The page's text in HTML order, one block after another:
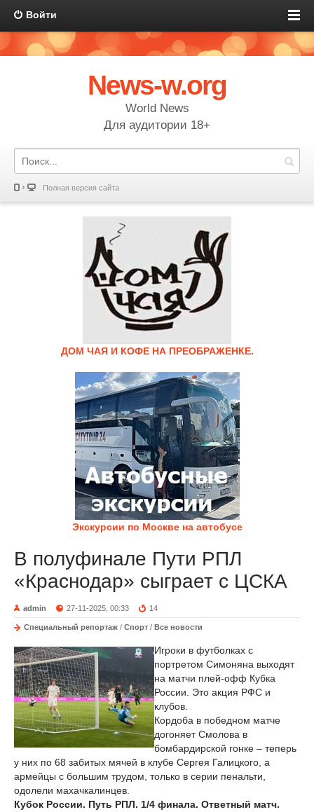
Войти
News-w.org
World News
Для аудитории 18+
Полная версия сайта
ДОМ ЧАЯ И КОФЕ НА ПРЕОБРАЖЕНКЕ.
Экскурсии по Москве на автобусе
В полуфинале Пути РПЛ
«Краснодар» сыграет с ЦСКА
admin 27-11-2025, 00:33 14
Специальный репортаж / Спорт / Все новости
Игроки в футболках с
портретом Симоняна выходят
на матчи плей-офф Кубка
России. Это акция РФС и
клубов.
Кордоба в победном матче
догоняет Смолова в
бомбардирской гонке – теперь
у них по 68 забитых мячей в клубе Сергея Галицкого, а
армейцы с большим трудом, только в серии пенальти,
одолели махачкалинцев.
Кубок России. Путь РПЛ. 1/4 финала. Ответный матч.